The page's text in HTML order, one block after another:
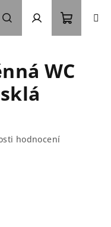
Hledat Přihlášení
košík
WC
hodnocení